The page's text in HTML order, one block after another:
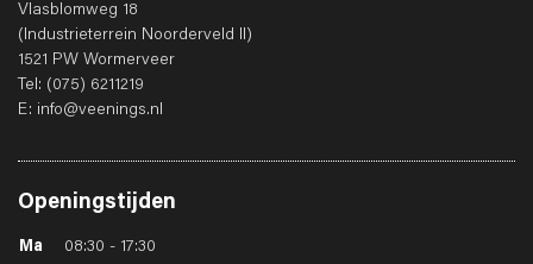
Vlasblomweg 18
(Industrieterrein Noorderveld II)
1521 PW Wormerveer
Tel: (075) 6211219
E: info@veenings.nl
Openingstijden
Ma
08:30 - 17:30